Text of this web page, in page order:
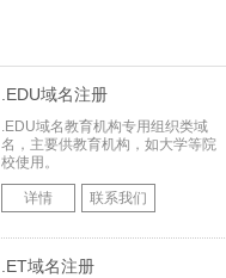
.EDU域名注册
.EDU域名教育机构专用组织类域
名，主要供教育机构，如大学等院
校使用。
详情 联系我们
.ET域名注册